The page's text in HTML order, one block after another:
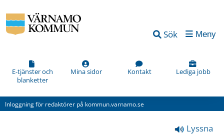
Sök Meny
E-tjänster och
blanketter
Mina sidor Kontakt Lediga jobb
Inloggning för redaktörer på kommun.varnamo.se
Lyssna
Vad
kan
förbättra
den
här